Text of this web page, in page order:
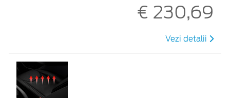
€ 230,69
Vezi detalii